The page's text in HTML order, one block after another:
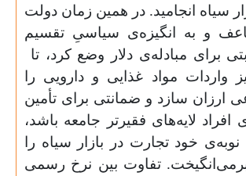
سیاه انجامید. در همین زمان دولت
و به انگیزه‌ی سیاسیِ تقسیم
برای مبادله‌ی دلار وضع کرد، تا
واردات مواد غذایی و دارویی را
ارزان سازد و ضمانتی برای تأمین
افراد لایه‌های فقیرتر جامعه باشد،
ی خود تجارت در بازار سیاه را
تفاوت بین نرخ رسمی